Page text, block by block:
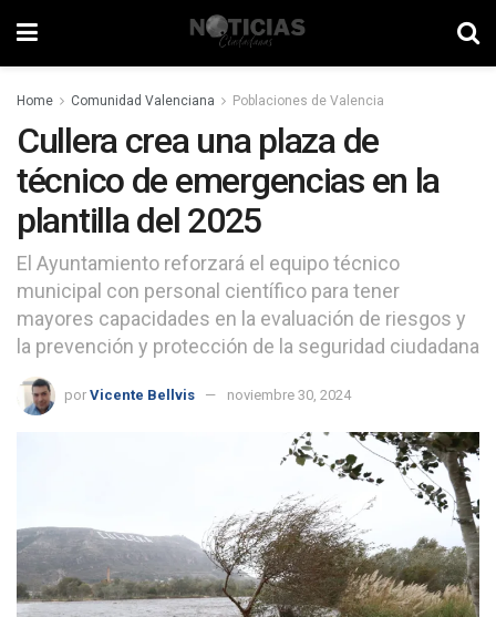
Home Comunidad Valenciana Poblaciones de Valencia
Cullera crea una plaza de
técnico de emergencias en la
plantilla del 2025
El Ayuntamiento reforzará el equipo técnico
municipal con personal científico para tener
mayores capacidades en la evaluación de riesgos y
la prevención y protección de la seguridad ciudadana
por Vicente Bellvis noviembre 30, 2024